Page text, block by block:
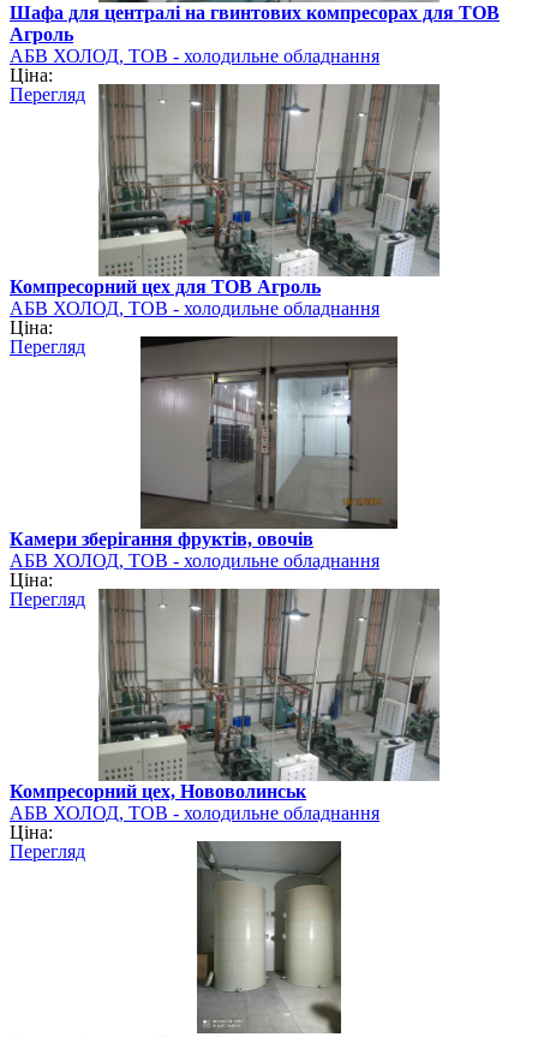
Шафа для централі на гвинтових компресорах для ТОВ
Агроль
АБВ ХОЛОД, ТОВ - холодильне обладнання
Ціна:
Перегляд
Компресорний цех для ТОВ Агроль
АБВ ХОЛОД, ТОВ - холодильне обладнання
Ціна:
Перегляд
Камери зберігання фруктів, овочів
АБВ ХОЛОД, ТОВ - холодильне обладнання
Ціна:
Перегляд
Компресорний цех, Нововолинськ
АБВ ХОЛОД, ТОВ - холодильне обладнання
Ціна:
Перегляд